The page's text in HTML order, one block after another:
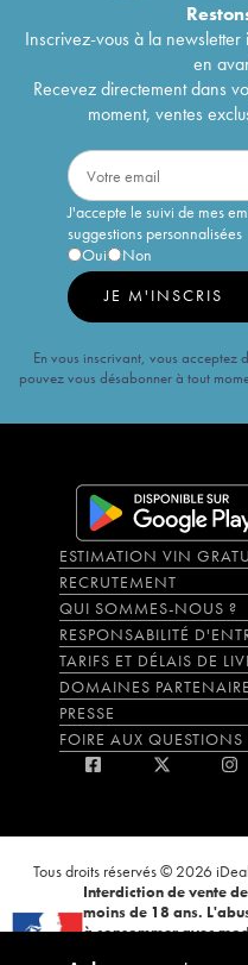
Inscrivez-vous à la
en
Recevez directement dans
moment, ventes
J'accepte le suivi de mes
suggestions personnalisées
Oui
Non
JE M'INSCRIS
En vous inscrivant, vous
pouvez vous désabonner à tout
ESTIMATION VIN
RECRUTEMENT
QUI SOMMES-NOUS ?
RESPONSABILITÉ
TARIFS ET DÉLAIS DE
DOMAINES
PRESSE
FOIRE AUX QUESTIONS
Tous droits réservés © 2026
Interdiction de vente
moins de 18 ans.
à consommer avec